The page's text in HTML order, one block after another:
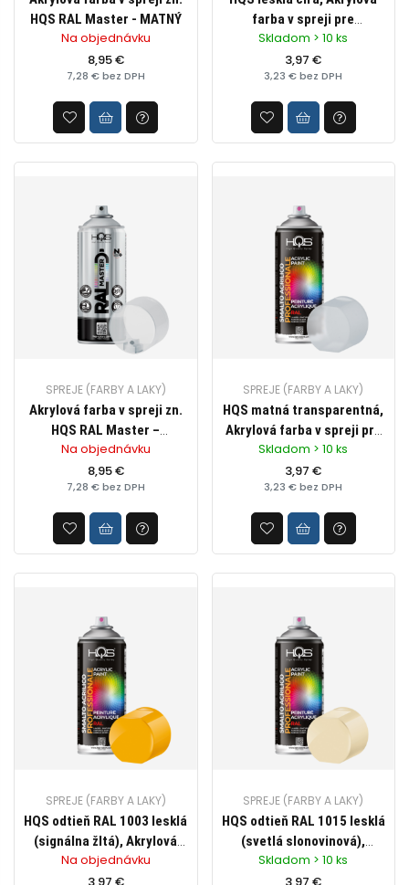
HQS RAL Master - MATNÝ
Na objednávku
8,95 €
7,28 € bez DPH
farba v spreji pre
profesionálne využitie,
objem 400ml
Skladom > 10 ks
3,97 €
3,23 € bez DPH
SPREJE (FARBY A LAKY)
Akrylová farba v spreji zn.
HQS RAL Master –
TRANSPARENTNÝ
Na objednávku
8,95 €
7,28 € bez DPH
SPREJE (FARBY A LAKY)
HQS matná transparentná,
Akrylová farba v spreji pre
profesionálne využitie,
objem 400ml
Skladom > 10 ks
3,97 €
3,23 € bez DPH
SPREJE (FARBY A LAKY)
HQS odtieň RAL 1003 lesklá
(signálna žltá), Akrylová
farba v spreji pre
profesionálne využitie,
Na objednávku
SPREJE (FARBY A LAKY)
HQS odtieň RAL 1015 lesklá
(svetlá slonovinová),
Akrylová farba v spreji pre
profesionálne využitie,
Skladom > 10 ks